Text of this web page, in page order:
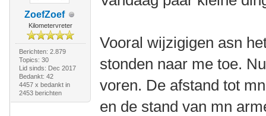
ZoefZoef
Kilometervreter
Berichten: 2.879
Topics: 30
Lid sinds: Dec 2017
Bedankt: 42
4457 x bedankt in
2453 berichten
Vooral wijzigigen asn
stonden naar me toe.
voren. De afstand tot
en de stand van mn